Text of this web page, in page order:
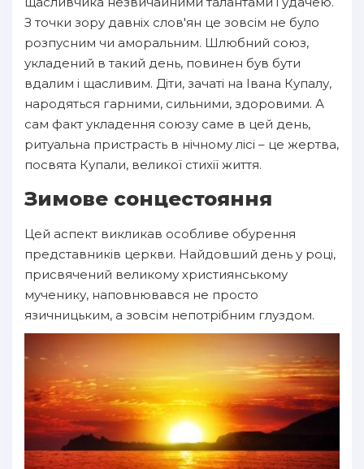
З точки зору давніх слов'ян це зовсім не було
розпусним чи аморальним. Шлюбний союз,
укладений в такий день, повинен був бути
вдалим і щасливим. Діти, зачаті на Івана Купалу,
народяться гарними, сильними, здоровими. А
сам факт укладення союзу саме в цей день,
ритуальна пристрасть в нічному лісі – це жертва,
посвята Купали, великої стихії життя.
Зимове сонцестояння
Цей аспект викликав особливе обурення
представників церкви. Найдовший день у році,
присвячений великому християнському
мученику, наповнювався не просто
язичницьким, а зовсім непотрібним глуздом.